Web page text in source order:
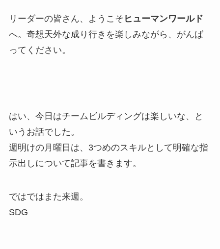
リーダーの皆さん、ようこそ ヒューマンワールド
へ。奇想天外な成り行きを楽しみながら、がんば
ってください。
はい、今日はチームビルディングは楽しいな、と
いうお話でした。
週明けの月曜日は、3つめのスキルとして明確な指
示出しについて記事を書きます。
ではではまた来週。
SDG